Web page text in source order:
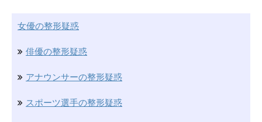
女優の整形疑惑
俳優の整形疑惑
アナウンサーの整形疑惑
スポーツ選手の整形疑惑